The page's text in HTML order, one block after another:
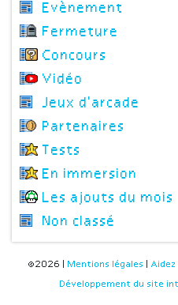
Evènement
Fermeture
Concours
Vidéo
Jeux d'arcade
Partenaires
Tests
En immersion
Les ajouts du mois
Non classé
©2026 | Mentions légales Aidez
Développement du site